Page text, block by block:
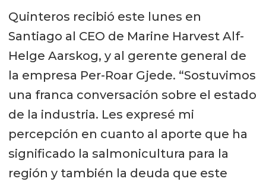
Quinteros recibió este lunes en
Santiago al CEO de Marine Harvest Alf-
Helge Aarskog, y al gerente general de
la empresa Per-Roar Gjede. “Sostuvimos
una franca conversación sobre el estado
de la industria. Les expresé mi
percepción en cuanto al aporte que ha
significado la salmonicultura para la
región y también la deuda que este